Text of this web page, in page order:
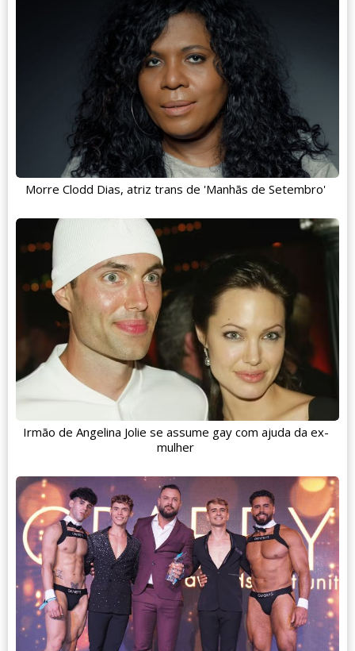
Morre Clodd Dias, atriz trans de 'Manhãs de Setembro'
Irmão de Angelina Jolie se assume gay com ajuda da ex-
mulher